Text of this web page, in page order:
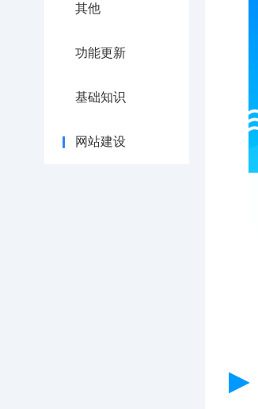
其他
功能更新
基础知识
网站建设
▶